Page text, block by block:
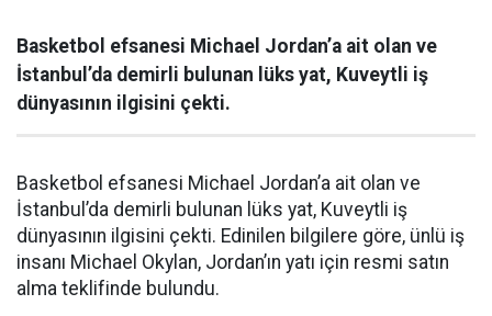
Basketbol efsanesi Michael Jordan’a ait olan ve
İstanbul’da demirli bulunan lüks yat, Kuveytli iş
dünyasının ilgisini çekti.
Basketbol efsanesi Michael Jordan’a ait olan ve
İstanbul’da demirli bulunan lüks yat, Kuveytli iş
dünyasının ilgisini çekti. Edinilen bilgilere göre, ünlü iş
insanı Michael Okylan, Jordan’ın yatı için resmi satın
alma teklifinde bulundu.